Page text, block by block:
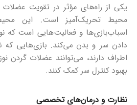
یکی از راه‌های مؤثر در تقویت عضلات
محیط تحریک‌آمیز است. این
اسباب‌بازی‌ها و فعالیت‌هایی است که
دادن سر و بدن می‌کند. بازی‌هایی که
اطراف دارند، می‌توانند عضلات گردن
بهبود کنترل سر کمک کنند.
نظارت و درمان‌های تخصصی